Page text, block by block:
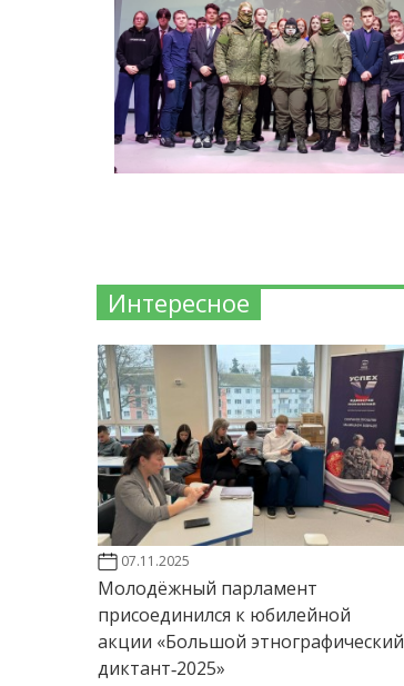
Интересное
07.11.2025
Молодёжный парламент
присоединился к юбилейной
акции «Большой этнографический
диктант‑2025»